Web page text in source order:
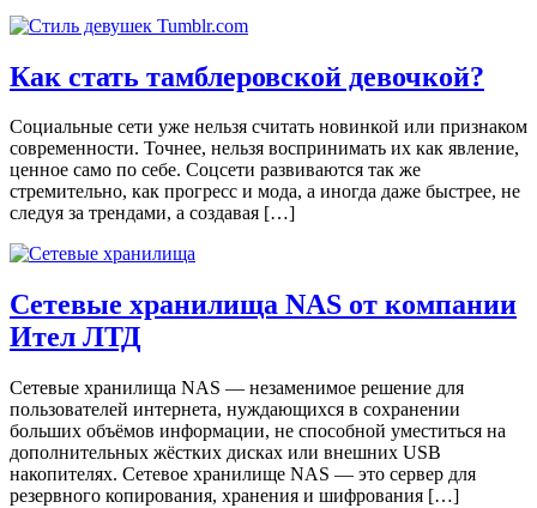
Как стать тамблеровской девочкой?
Социальные сети уже нельзя считать новинкой или признаком
современности. Точнее, нельзя воспринимать их как явление,
ценное само по себе. Соцсети развиваются так же
стремительно, как прогресс и мода, а иногда даже быстрее, не
следуя за трендами, а создавая […]
Сетевые хранилища NAS от компании
Ител ЛТД
Сетевые хранилища NAS — незаменимое решение для
пользователей интернета, нуждающихся в сохранении
больших объёмов информации, не способной уместиться на
дополнительных жёстких дисках или внешних USB
накопителях. Сетевое хранилище NAS — это сервер для
резервного копирования, хранения и шифрования […]